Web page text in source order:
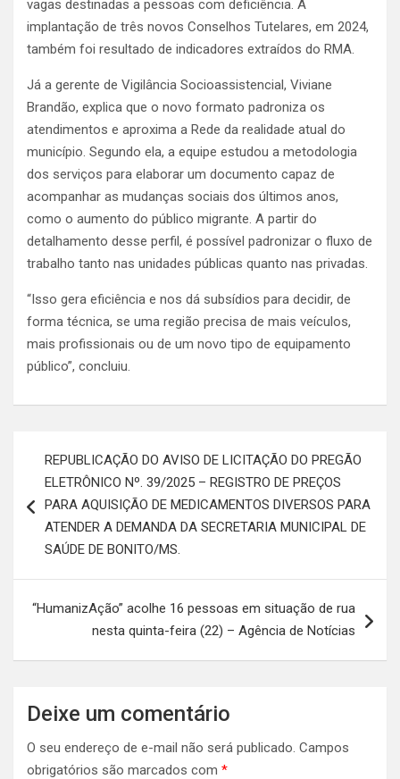
vagas destinadas a pessoas com deficiência. A
implantação de três novos Conselhos Tutelares, em 2024,
também foi resultado de indicadores extraídos do RMA.
Já a gerente de Vigilância Socioassistencial, Viviane
Brandão, explica que o novo formato padroniza os
atendimentos e aproxima a Rede da realidade atual do
município. Segundo ela, a equipe estudou a metodologia
dos serviços para elaborar um documento capaz de
acompanhar as mudanças sociais dos últimos anos,
como o aumento do público migrante. A partir do
detalhamento desse perfil, é possível padronizar o fluxo de
trabalho tanto nas unidades públicas quanto nas privadas.
“Isso gera eficiência e nos dá subsídios para decidir, de
forma técnica, se uma região precisa de mais veículos,
mais profissionais ou de um novo tipo de equipamento
público”, concluiu.
Post
REPUBLICAÇÃO DO AVISO DE LICITAÇÃO DO PREGÃO
ELETRÔNICO Nº. 39/2025 – REGISTRO DE PREÇOS
PARA AQUISIÇÃO DE MEDICAMENTOS DIVERSOS PARA
ATENDER A DEMANDA DA SECRETARIA MUNICIPAL DE
SAÚDE DE BONITO/MS.
“HumanizAção” acolhe 16 pessoas em situação de rua
nesta quinta-feira (22) – Agência de Notícias
Deixe um comentário
O seu endereço de e-mail não será publicado. Campos
obrigatórios são marcados com *